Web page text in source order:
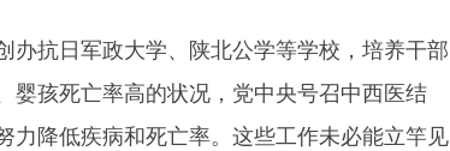
抗日军政大学、陕北公学等学校，培养干部
婴孩死亡率高的状况，党中央号召中西医结
降低疾病和死亡率。这些工作未必能立竿见